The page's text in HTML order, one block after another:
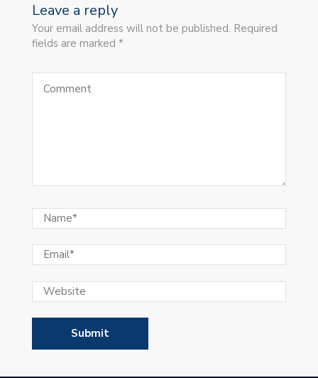
Leave a reply
Your email address will not be published. Required
fields are marked *